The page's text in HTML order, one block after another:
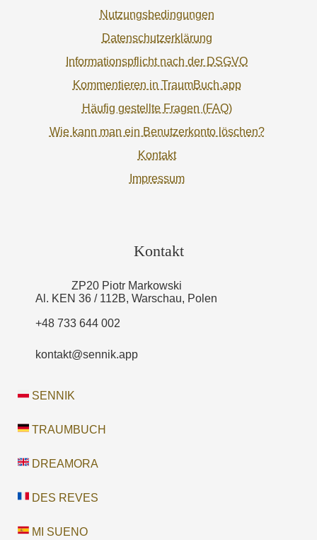
Nutzungsbedingungen
Datenschutzerklärung
Informationspflicht nach der DSGVO
Kommentieren in TraumBuch.app
Häufig gestellte Fragen (FAQ)
Wie kann man ein Benutzerkonto löschen?
Kontakt
Impressum
Kontakt
ZP20 Piotr Markowski
Al. KEN 36 / 112B, Warschau, Polen
+48 733 644 002
kontakt@sennik.app
SENNIK
TRAUMBUCH
DREAMORA
DES REVES
MI SUENO